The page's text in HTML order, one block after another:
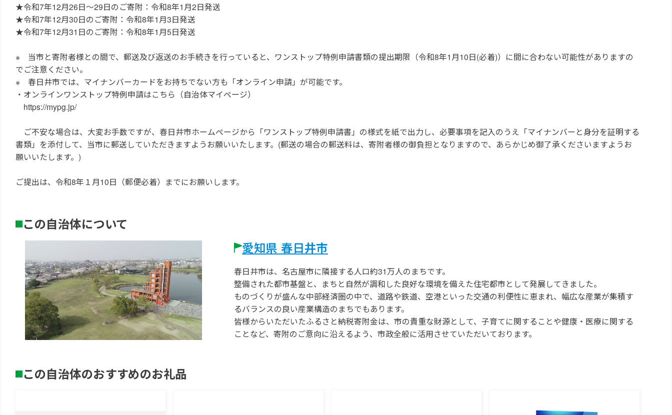
★令和7年12月26日～29日のご寄附：令和8年1月2日発送
★令和7年12月30日のご寄附：令和8年1月3日発送
★令和7年12月31日のご寄附：令和8年1月5日発送
※ 当市と寄附者様との間で、郵送及び返送のお手続きを行っていると、ワンストップ特例申請書類の提出期限（令和8年1月10日(必着)）に間に合わない可能性がありますの
でご注意ください。
※ 春日井市では、マイナンバーカードをお持ちでない方も「オンライン申請」が可能です。
・オンラインワンストップ特例申請はこちら（自治体マイページ）
https://mypg.jp/
ご不安な場合は、大変お手数ですが、春日井市ホームページから「ワンストップ特例申請書」の様式を紙で出力し、必要事項を記入のうえ「マイナンバーと身分を証明する
書類」を添付して、当市に郵送していただきますようお願いいたします。(郵送の場合の郵送料は、寄附者様の御負担となりますので、あらかじめ御了承くださいますようお
願いいたします。)
ご提出は、令和8年１月10日（郵便必着）までにお願いします。
この自治体について
愛知県 春日井市
春日井市は、名古屋市に隣接する人口約31万人のまちです。
整備された都市基盤と、まちと自然が調和した良好な環境を備えた住宅都市として発展してきました。
ものづくりが盛んな中部経済圏の中で、道路や鉄道、空港といった交通の利便性に恵まれ、幅広な産業が集積す
るバランスの良い産業構造のまちでもあります。
皆様からいただいたふるさと納税寄附金は、市の貴重な財源として、子育てに関することや健康・医療に関する
ことなど、寄附のご意向に沿えるよう、市政全般に活用させていただいております。
この自治体のおすすめのお礼品